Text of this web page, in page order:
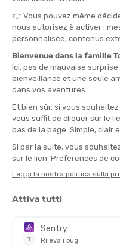
TU
QUANTITÀ
>> CLICK &
DISPONIBILE!
Spedito in 24/48 ore
Da
PESO :130 g